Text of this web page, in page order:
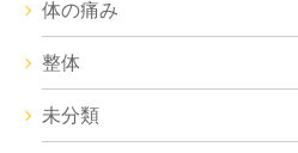
体の痛み
整体
未分類